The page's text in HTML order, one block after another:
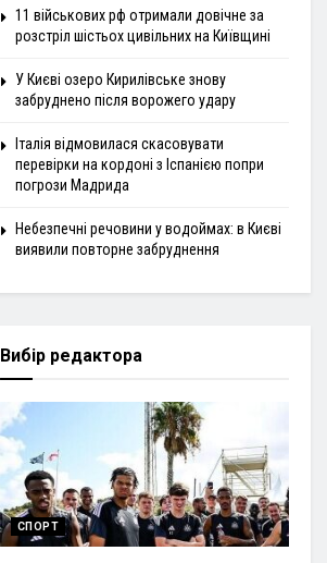
11 військових рф отримали довічне за
розстріл шістьох цивільних на Київщині
У Києві озеро Кирилівське знову
забруднено після ворожего удару
Італія відмовилася скасовувати
перевірки на кордоні з Іспанією попри
погрози Мадрида
Небезпечні речовини у водоймах: в Києві
виявили повторне забруднення
Вибір редактора
СПОРТ